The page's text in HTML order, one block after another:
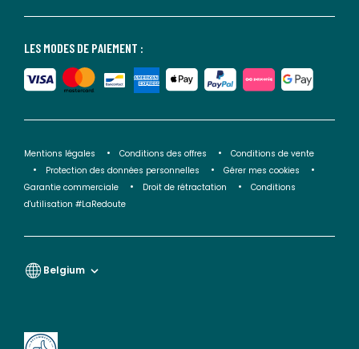
LES MODES DE PAIEMENT :
Mentions légales Conditions des offres
Conditions de vente
Protection des données personnelles
Gérer mes cookies
Garantie commerciale
Droit de rétractation
Conditions
d'utilisation #LaRedoute
Belgium